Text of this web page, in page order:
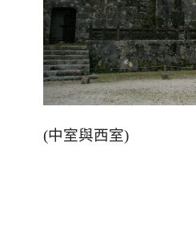
(中室與西室)